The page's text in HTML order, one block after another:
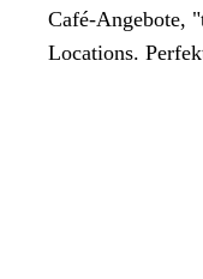
Café-Angebote,
Locations.